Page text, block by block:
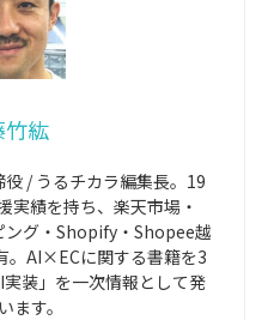
竹紘
/ うるチカラ編集長。19
実績を持ち、楽天市場・
グ・Shopify・Shopee越
。AI×ECに関する書籍を3
装」を一次情報として発
ます。